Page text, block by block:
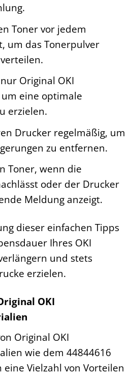
Toner vor jedem
um das Tonerpulver
Original OKI
eine optimale
erzielen.
Drucker regelmäßig, um
zu entfernen.
Toner, wenn die
oder der Drucker
Meldung anzeigt.
dieser einfachen Tipps
Ihres OKI
und stets
erzielen.
OKI
Original OKI
wie dem 44844616
Vielzahl von Vorteilen